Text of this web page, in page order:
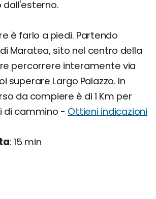
è farlo a piedi. Partendo
Maratea, sito nel centro della
percorrere interamente via
superare Largo Palazzo. In
da compiere è di 1 Km per
di cammino - Ottieni indicazioni
: 15 min